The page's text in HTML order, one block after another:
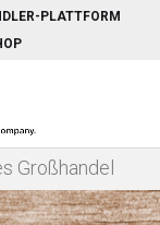
PLATTFORM
Großhandel